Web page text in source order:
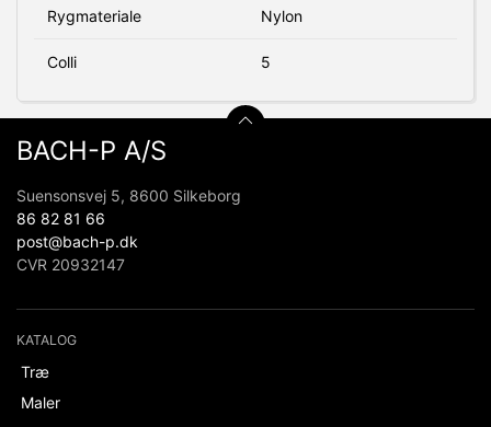
Rygmateriale Nylon
Colli 5
BACH-P A/S
Suensonsvej 5, 8600 Silkeborg
86 82 81 66
post@bach-p.dk
CVR 20932147
KATALOG
Træ
Maler